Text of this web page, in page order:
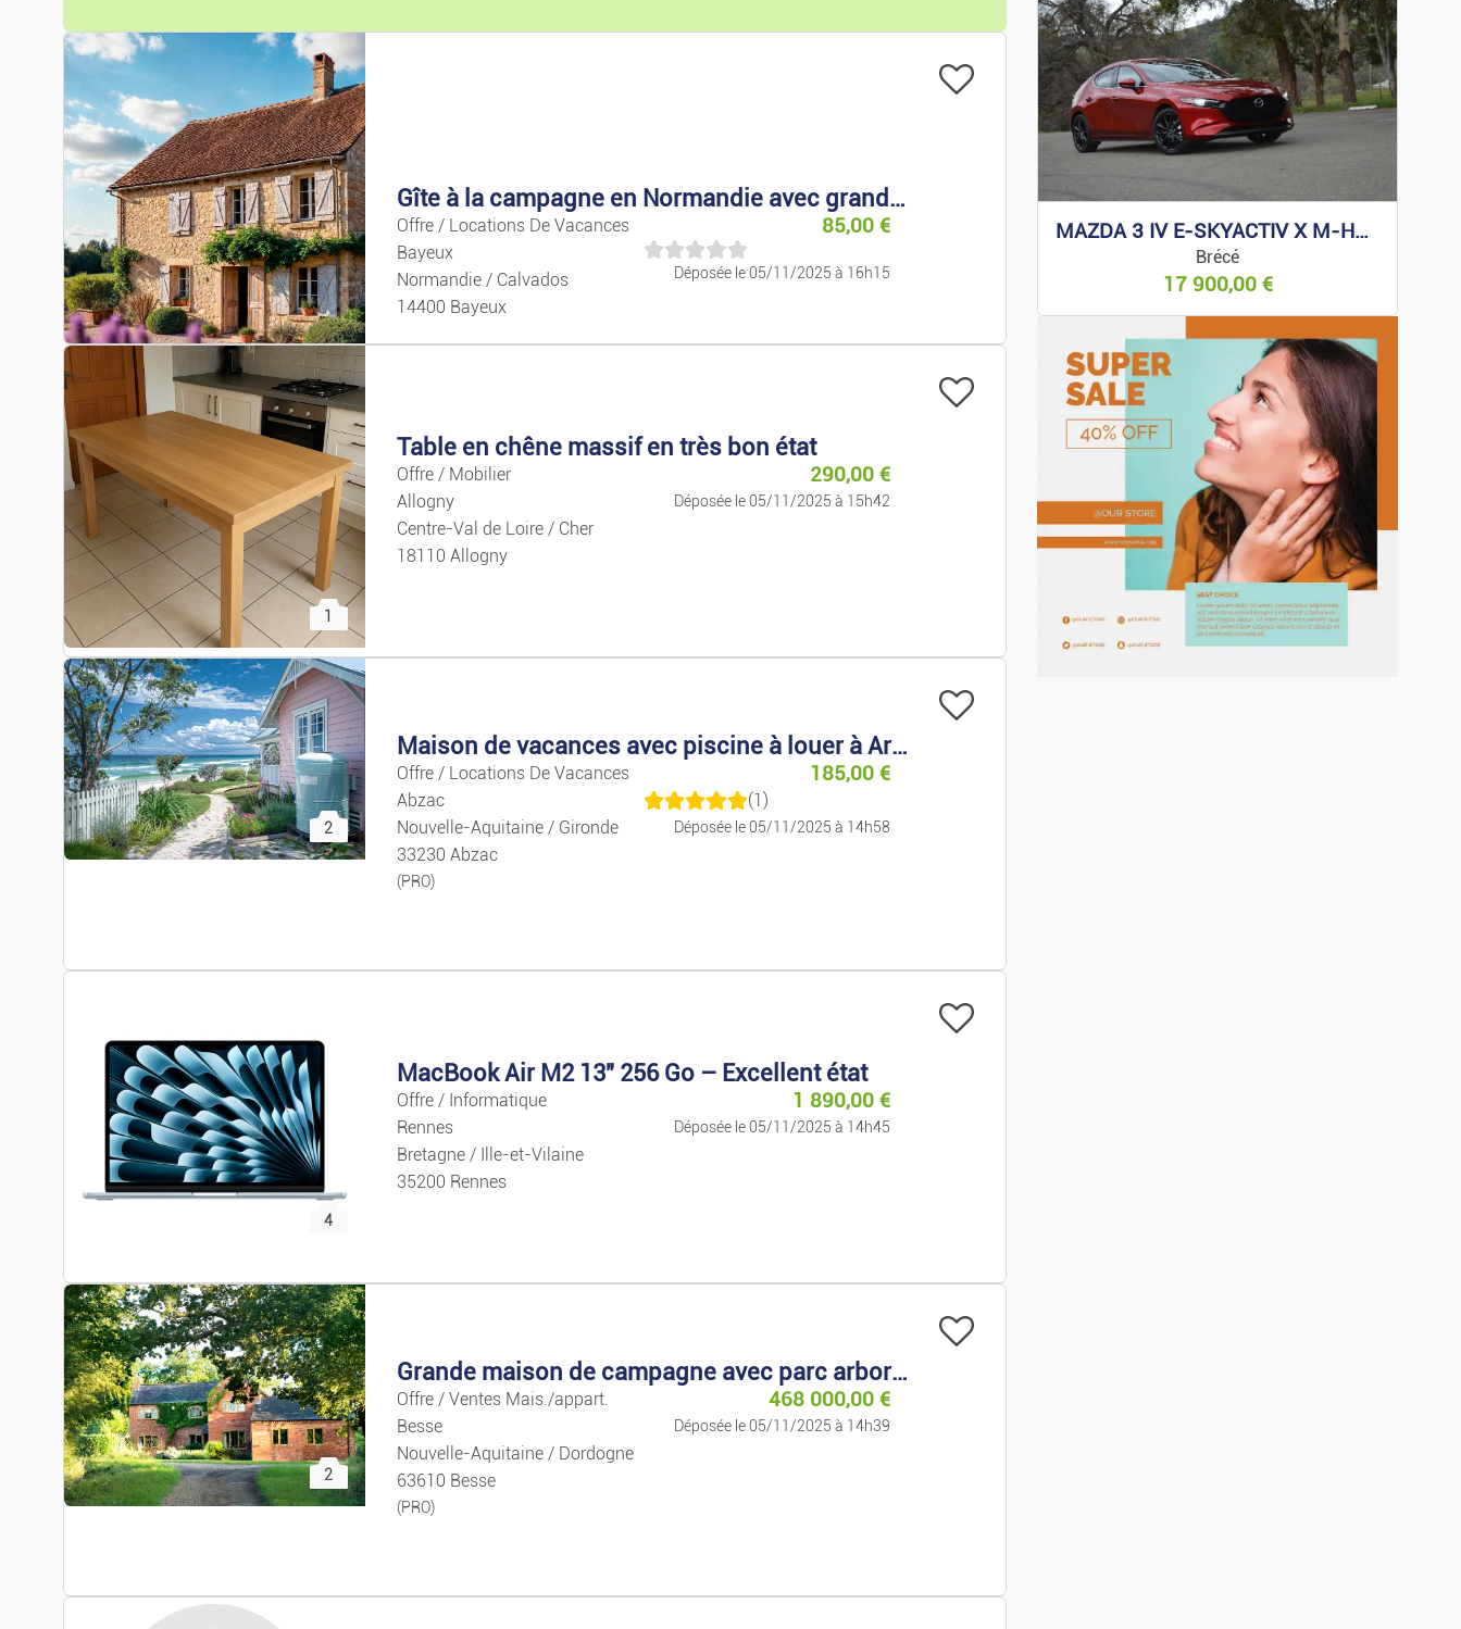
Livres/Magazines
Collection
Electroménager
3
Gîte à la campagne en Normandie avec grand jardin
Offre / Locations De Vacances
Bayeux
Normandie / Calvados
14400 Bayeux
85,00 €
Déposée le 05/11/2025 à 16h15
1
Table en chêne massif en très bon état
Offre / Mobilier
Allogny
Centre-Val de Loire / Cher
18110 Allogny
290,00 €
Déposée le 05/11/2025 à 15h42
2
Maison de vacances avec piscine à louer à Arcachon
Offre / Locations De Vacances
Abzac
Nouvelle-Aquitaine / Gironde
33230 Abzac
(PRO)
185,00 €
(1)
Déposée le 05/11/2025 à 14h58
4
MacBook Air M2 13" 256 Go – Excellent état
Offre / Informatique
Rennes
Bretagne / Ille-et-Vilaine
35200 Rennes
1 890,00 €
Déposée le 05/11/2025 à 14h45
2
Grande maison de campagne avec parc arboré à vendre
Offre / Ventes Mais./appart.
Besse
Nouvelle-Aquitaine / Dordogne
63610 Besse
(PRO)
468 000,00 €
Déposée le 05/11/2025 à 14h39
MAZDA 3 IV E-SKYACTIV X M-HYBRID 186 EXCLUSIVE
Brécé
17 900,00 €